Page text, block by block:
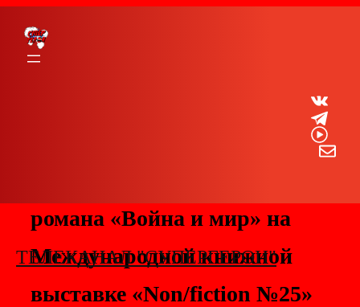
содержимому
ТЕЛЕКАНАЛ "СУПЕРГЕРОИ"
романа «Война и мир» на
Международной книжной
выставке «Non/fiction №25»